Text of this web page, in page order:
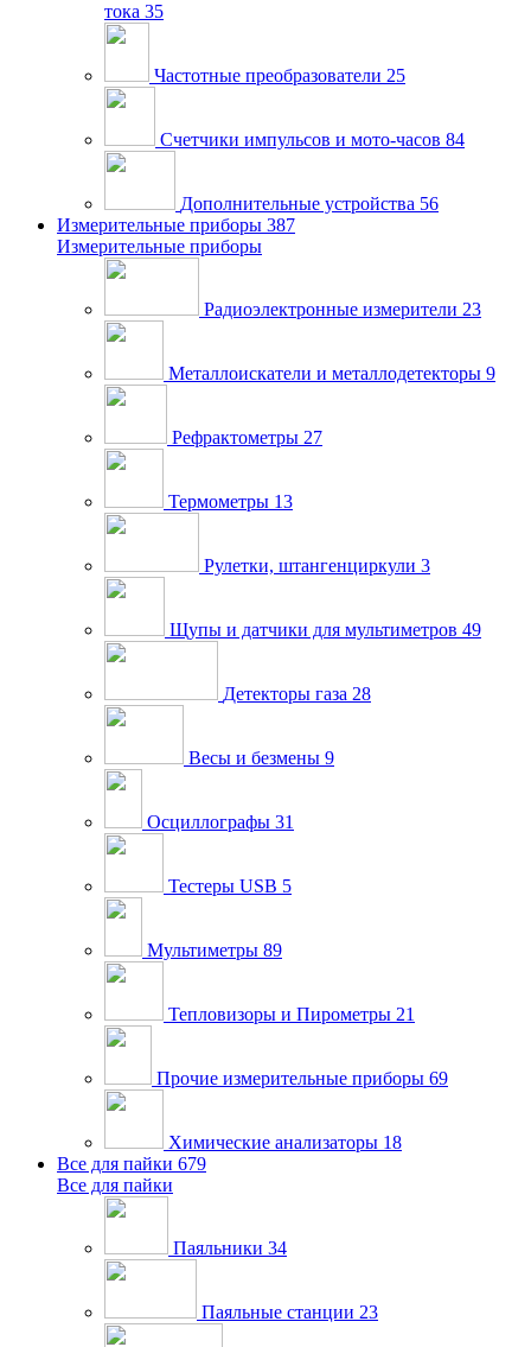
тока 35
Частотные преобразователи 25
Счетчики импульсов и мото-часов 84
Дополнительные устройства 56
Измерительные приборы 387
Измерительные приборы
Радиоэлектронные измерители 23
Металлоискатели и металлодетекторы 9
Рефрактометры 27
Термометры 13
Рулетки, штангенциркули 3
Щупы и датчики для мультиметров 49
Детекторы газа 28
Весы и безмены 9
Осциллографы 31
Тестеры USB 5
Мультиметры 89
Тепловизоры и Пирометры 21
Прочие измерительные приборы 69
Химические анализаторы 18
Все для пайки 679
Все для пайки
Паяльники 34
Паяльные станции 23